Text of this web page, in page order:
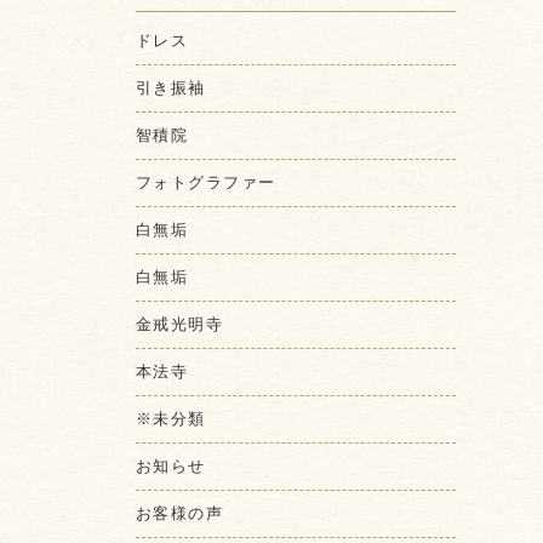
ドレス
引き振袖
智積院
フォトグラファー
白無垢
白無垢
金戒光明寺
本法寺
※未分類
お知らせ
お客様の声